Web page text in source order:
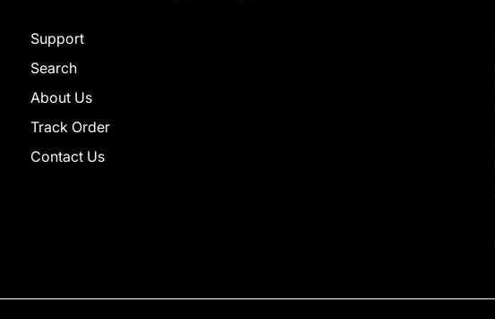
Support
Search
About Us
Track Order
Contact Us